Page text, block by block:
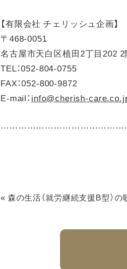
【有限会社 チェリッシュ企画】
〒468-0051
名古屋市天白区植田2丁目202 2
TEL：052-804-0755
FAX：052-800-9872
E-mail： info@cherish-
« 森の生活（就労継続支援B型）の